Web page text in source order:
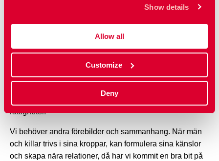
Show details
Allow all
Customize
Deny
Detta påverkar mäns och killars hälsa. Ensamhet kan
leda till depression, ångest och en ökad risk för
självmord. När killar och män mår dåligt ökar också risken
att de söker sig till destruktiva sammanhang och blir
påverkade av budskap som sprids av så kallade
ifrågasätter jämställdhet, kvinnors och hbtqi-personers
rättigheter.
Vi behöver andra förebilder och sammanhang. När män
och killar trivs i sina kroppar, kan formulera sina känslor
och skapa nära relationer, då har vi kommit en bra bit på